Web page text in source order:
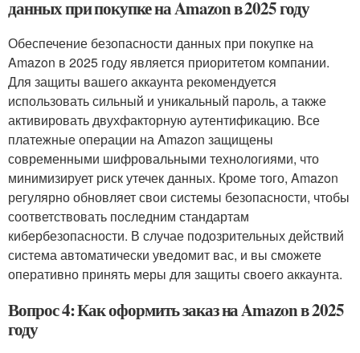
данных при покупке на Amazon в 2025 году
Обеспечение безопасности данных при покупке на
Amazon в 2025 году является приоритетом компании.
Для защиты вашего аккаунта рекомендуется
использовать сильный и уникальный пароль, а также
активировать двухфакторную аутентификацию. Все
платежные операции на Amazon защищены
современными шифровальными технологиями, что
минимизирует риск утечек данных. Кроме того, Amazon
регулярно обновляет свои системы безопасности, чтобы
соответствовать последним стандартам
кибербезопасности. В случае подозрительных действий
система автоматически уведомит вас, и вы сможете
оперативно принять меры для защиты своего аккаунта.
Вопрос 4: Как оформить заказ на Amazon в 2025
году